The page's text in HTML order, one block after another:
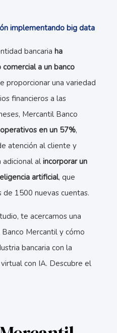
implementando big data
bancaria ha
a un banco
proporcionar una variedad
financieros a las
Mercantil Banco
en un 57%,
atención al cliente y
al incorporar un
artificial, que
1500 nuevas cuentas.
te acercamos una
Mercantil y cómo
bancaria con la
con IA. Descubre el